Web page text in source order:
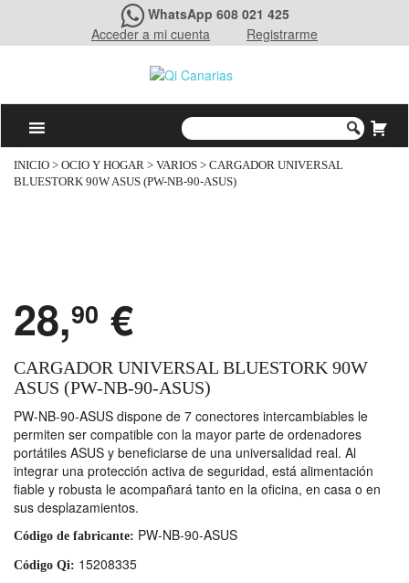
WhatsApp 608 021 425
Acceder a mi cuenta
Registrarme
INICIO > OCIO Y HOGAR > VARIOS > CARGADOR UNIVERSAL
BLUESTORK 90W ASUS (PW-NB-90-ASUS)
28,90 €
CARGADOR UNIVERSAL BLUESTORK 90W
ASUS (PW-NB-90-ASUS)
PW-NB-90-ASUS dispone de 7 conectores intercambiables le
permiten ser compatible con la mayor parte de ordenadores
portátiles ASUS y beneficiarse de una universalidad real. Al
integrar una protección activa de seguridad, está alimentación
fiable y robusta le acompañará tanto en la oficina, en casa o en
sus desplazamientos.
Código de fabricante: PW-NB-90-ASUS
Código Qi: 15208335